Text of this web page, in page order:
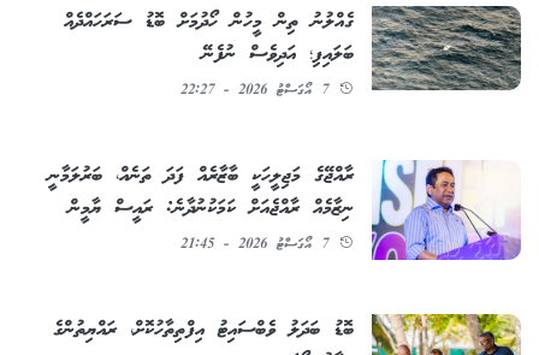
ގެއްލުނު ތިން މީހުން ހޯދުމަށް ބޮޑު ސަރަހައްދެއް
ބަލައިފި؛ އަދިވެސް ނުފެނޭ
7 އޯގަސްޓު 2026 - 22:27
ރާއްޖޭގެ މަޖިލީހަކީ ބާޒާރެއް ފަދަ ތަނެއް، ބަރުލަމާނީ
ނިޒާމެއް ރާއްޖެއަށް ކަމަކުނުދާނެ: ރައީސް ޔާމީން
7 އޯގަސްޓު 2026 - 21:45
ބޮޑު ބަދަލު ވެބްސައިޓު އިފްތިތާހުކޮށް، ރައްޔިތުންގެ